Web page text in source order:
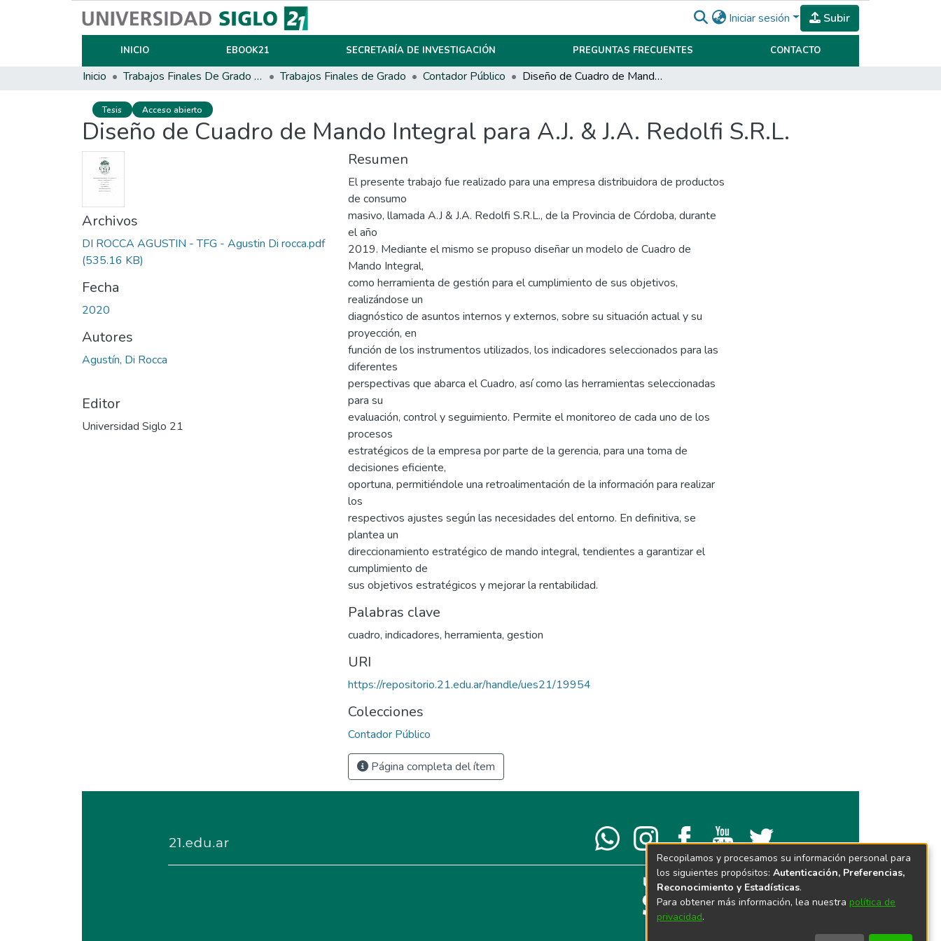
Iniciar sesión Subir
INICIO EBOOK21 SECRETARÍA DE INVESTIGACIÓN PREGUNTAS FRECUENTES CONTACTO
Inicio Trabajos Finales De Grado Y Posgrado Trabajos Finales de Grado Contador Público Diseño de Cuadro de Mando Integral para A.J. & J.A. Redolfi S.R.L.
Tesis Acceso abierto
Diseño de Cuadro de Mando Integral para A.J. & J.A. Redolfi S.R.L.
Archivos
DI ROCCA AGUSTIN - TFG - Agustin Di rocca.pdf
(535.16 KB)
Fecha
2020
Autores
Agustín, Di Rocca
Editor
Universidad Siglo 21
Resumen
El presente trabajo fue realizado para una empresa distribuidora de productos
de consumo
masivo, llamada A.J & J.A. Redolfi S.R.L., de la Provincia de Córdoba, durante
el año
2019. Mediante el mismo se propuso diseñar un modelo de Cuadro de
Mando Integral,
como herramienta de gestión para el cumplimiento de sus objetivos,
realizándose un
diagnóstico de asuntos internos y externos, sobre su situación actual y su
proyección, en
función de los instrumentos utilizados, los indicadores seleccionados para las
diferentes
perspectivas que abarca el Cuadro, así como las herramientas seleccionadas
para su
evaluación, control y seguimiento. Permite el monitoreo de cada uno de los
procesos
estratégicos de la empresa por parte de la gerencia, para una toma de
decisiones eficiente,
oportuna, permitiéndole una retroalimentación de la información para realizar
los
respectivos ajustes según las necesidades del entorno. En definitiva, se
plantea un
direccionamiento estratégico de mando integral, tendientes a garantizar el
cumplimiento de
sus objetivos estratégicos y mejorar la rentabilidad.
Palabras clave
cuadro, indicadores, herramienta, gestion
URI
https://repositorio.21.edu.ar/handle/ues21/19954
Colecciones
Contador Público
Página completa del ítem
Recopilamos y procesamos su información personal para
los siguientes propósitos: Autenticación, Preferencias,
Reconocimiento y Estadísticas.
Para obtener más información, lea nuestra política de
privacidad.